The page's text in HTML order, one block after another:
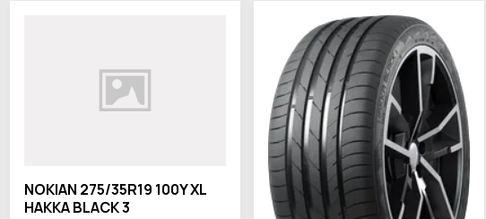
NOKIAN 275/35R19 100Y XL
HAKKA BLACK 3